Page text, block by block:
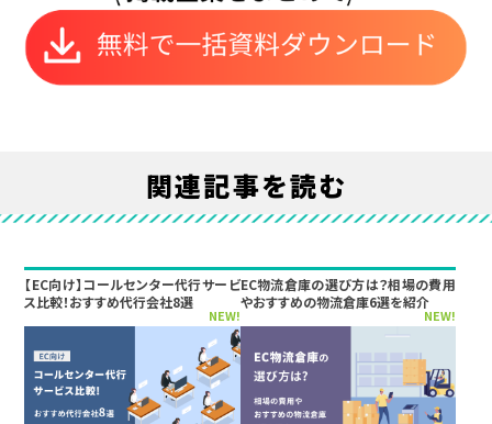
関連記事を読む
【EC向け】コールセンター代行サービ
ス比較！おすすめ代行会社8選
NEW!
EC物流倉庫の選び方は？相場の費用
やおすすめの物流倉庫6選を紹介
NEW!